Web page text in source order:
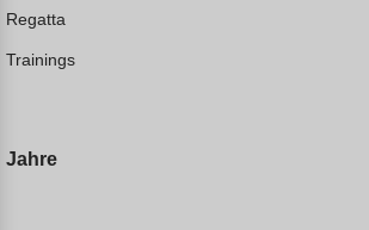
Regatta
Trainings
Jahre